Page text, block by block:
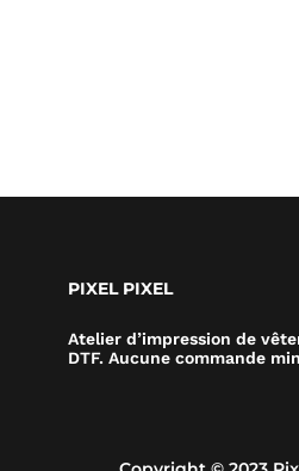
PIXEL PIXEL
Atelier d’impression de
DTF. Aucune commande